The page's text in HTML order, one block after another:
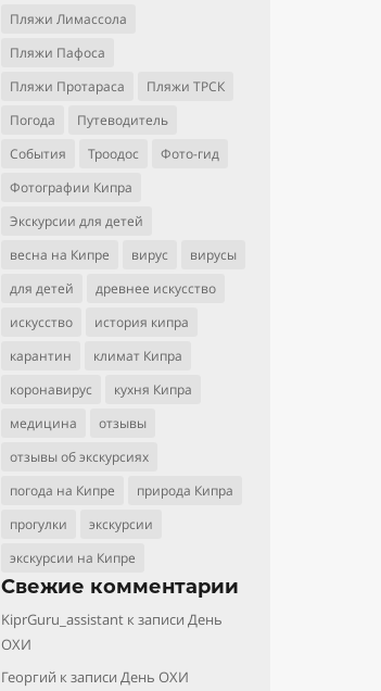
Пляжи Лимассола
Пляжи Пафоса
Пляжи Протараса
Пляжи ТРСК
Погода
Путеводитель
События
Троодос
Фото-гид
Фотографии Кипра
Экскурсии для детей
весна на Кипре
вирус
вирусы
для детей
древнее искусство
искусство
история кипра
карантин
климат Кипра
коронавирус
кухня Кипра
медицина
отзывы
отзывы об экскурсиях
погода на Кипре
природа Кипра
прогулки
экскурсии
экскурсии на Кипре
Свежие комментарии
KiprGuru_assistant к записиДень
ОХИ
Георгий к записиДень ОХИ